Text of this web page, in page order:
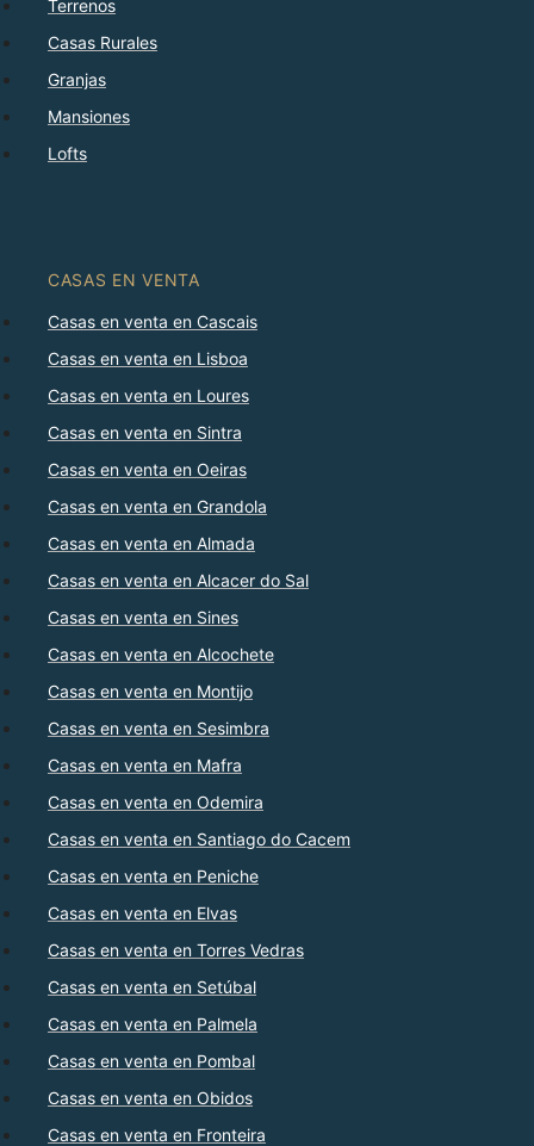
Terrenos
Casas Rurales
Granjas
Mansiones
Lofts
CASAS EN VENTA
Casas en venta en Cascais
Casas en venta en Lisboa
Casas en venta en Loures
Casas en venta en Sintra
Casas en venta en Oeiras
Casas en venta en Grandola
Casas en venta en Almada
Casas en venta en Alcacer do Sal
Casas en venta en Sines
Casas en venta en Alcochete
Casas en venta en Montijo
Casas en venta en Sesimbra
Casas en venta en Mafra
Casas en venta en Odemira
Casas en venta en Santiago do Cacem
Casas en venta en Peniche
Casas en venta en Elvas
Casas en venta en Torres Vedras
Casas en venta en Setúbal
Casas en venta en Palmela
Casas en venta en Pombal
Casas en venta en Obidos
Casas en venta en Fronteira